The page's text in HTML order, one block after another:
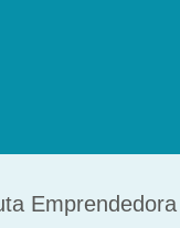
Emprendedora